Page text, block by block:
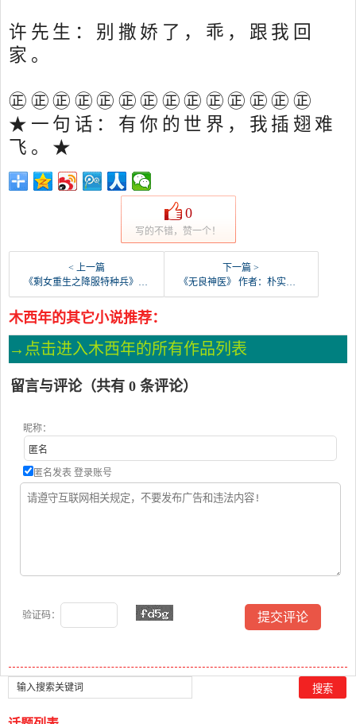
许先生：别撒娇了，乖，跟我回
家。
㊣㊣㊣㊣㊣㊣㊣㊣㊣㊣㊣㊣㊣㊣
★一句话：有你的世界，我插翅难
飞。★
0
写的不错，赞一个！
< 上一篇
《剩女重生之降服特种兵》 作者：陌玥浅香来 txt文件大小：375.2 KB
下一篇 >
《无良神医》 作者：朴实的黄牛 txt文件大小：4.1 MB
木西年的其它小说推荐：
→点击进入木西年的所有作品列表
留言与评论（共有 0 条评论）
昵称：
匿名发表 登录账号
验证码：